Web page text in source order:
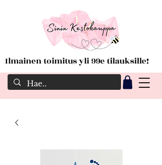
Ilmainen toimitus yli 99e tilauksille!